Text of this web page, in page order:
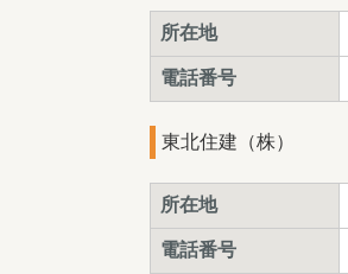
所在地
電話番号
東北住建（株）
所在地
電話番号